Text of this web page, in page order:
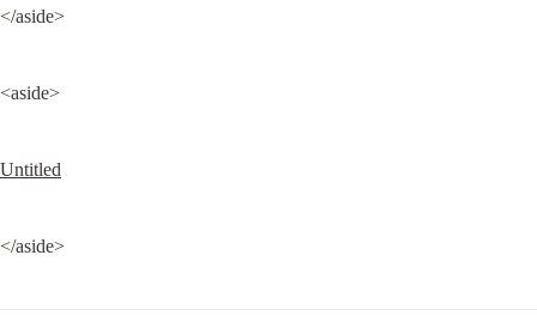
</aside>
<aside>
Untitled
</aside>